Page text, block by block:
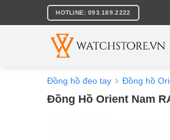
nội
HOTLINE: 093.189.2222
Đồng hồ đeo tay Đồng hồ
Đồng Hồ Orient Nam